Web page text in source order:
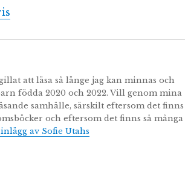
att läsa så länge jag kan minnas och
födda 2020 och 2022. Vill genom mina
samhälle, särskilt eftersom det finns
och eftersom det finns så många
av Sofie Utahs